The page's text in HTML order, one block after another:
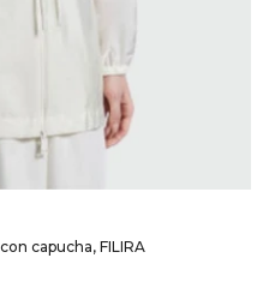
capucha, FILIRA